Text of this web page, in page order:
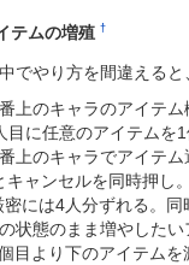
テムの増殖 †
でやり方を間違えると
上のキャラのアイテ
目に任意のアイテムを
上のキャラでアイテ
キャンセルを同時押し
密には4人分ずれる。
状態のまま増やしたい
目より下のアイテム